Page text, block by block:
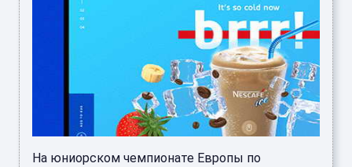
На юниорском чемпионате Европы по